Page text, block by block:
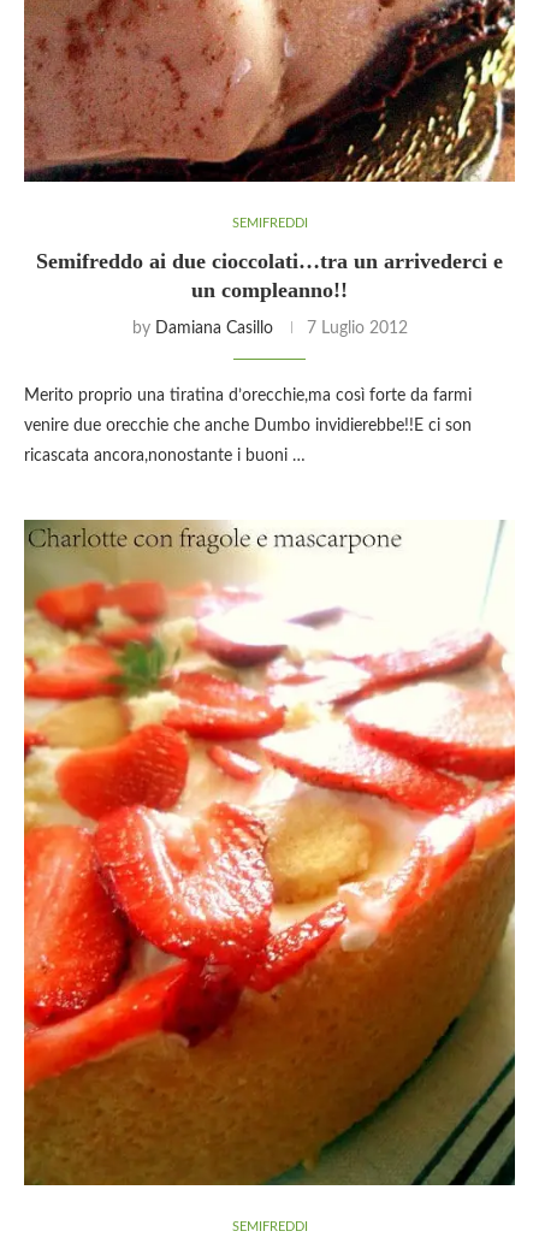
SEMIFREDDI
Semifreddo ai due cioccolati…tra un arrivederci e
un compleanno!!
by Damiana Casillo 7 Luglio 2012
Merito proprio una tiratina d’orecchie,ma così forte da farmi
venire due orecchie che anche Dumbo invidierebbe!!E ci son
ricascata ancora,nonostante i buoni …
SEMIFREDDI